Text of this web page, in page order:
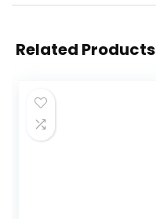
Related Products